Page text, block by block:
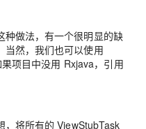
种做法，有一个很明显的缺
当然，我们也可以使用
项目中没用 Rxjava，引用
，将所有的 ViewStubTask